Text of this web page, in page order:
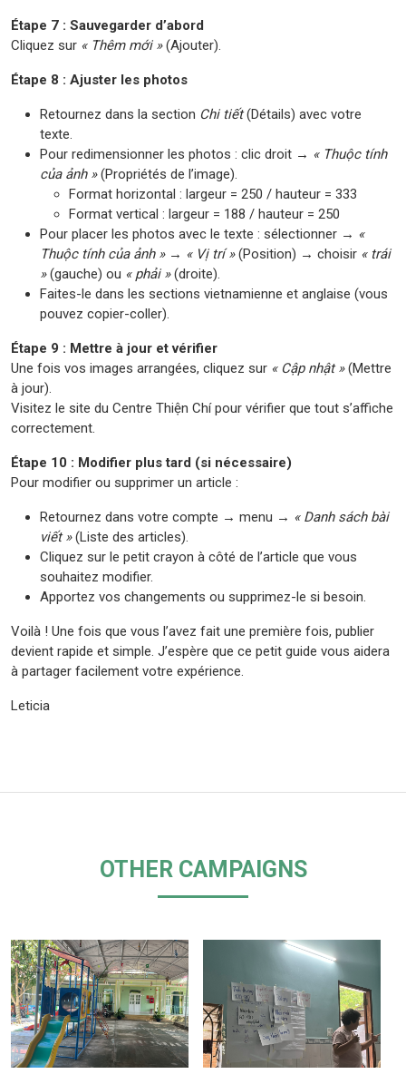
Étape 7 : Sauvegarder d’abord
Cliquez sur « Thêm mới »(Ajouter).
Étape 8 : Ajuster les photos
Retournez dans la section Chi tiết(Détails) avec votre
texte.
Pour redimensionner les photos : clic droit → « Thuộc tính
của ảnh »(Propriétés de l’image).
Format horizontal : largeur = 250 / hauteur = 333
Format vertical : largeur = 188 / hauteur = 250
Pour placer les photos avec le texte : sélectionner → «
Thuộc tính của ảnh »→ « Vị trí »(Position) → choisir « trái
»(gauche) ou « phải »(droite).
Faites-le dans les sections vietnamienne et anglaise (vous
pouvez copier-coller).
Étape 9 : Mettre à jour et vérifier
Une fois vos images arrangées, cliquez sur « Cập nhật »(Mettre
à jour).
Visitez le site du Centre Thiện Chí pour vérifier que tout s’affiche
correctement.
Étape 10 : Modifier plus tard (si nécessaire)
Pour modifier ou supprimer un article :
Retournez dans votre compte → menu → « Danh sách bài
viết »(Liste des articles).
Cliquez sur le petit crayon à côté de l’article que vous
souhaitez modifier.
Apportez vos changements ou supprimez-le si besoin.
Voilà ! Une fois que vous l’avez fait une première fois, publier
devient rapide et simple. J’espère que ce petit guide vous aidera
à partager facilement votre expérience.
Leticia
OTHER CAMPAIGNS